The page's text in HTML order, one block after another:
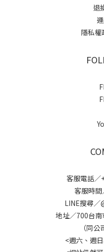
退
隱私權
客服電話
客服時
LINE搜尋
地址／700台
（同公
<週六、週